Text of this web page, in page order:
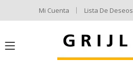
Mi Cuenta Lista De Deseos